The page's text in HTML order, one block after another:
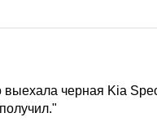
черная Kia